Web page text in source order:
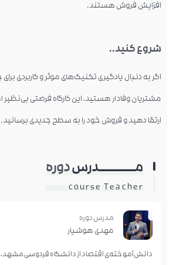
افزایش فروش هستند.
شروع کنید..
اگر به دنبال یادگیری تکنیک‌های موثر و کاربردی
مشتریان وفادار هستید، این کارگاه فرصتی بی‌نظیر
ارتقا دهید و فروش خود را به سطح جدیدی برسانید.
مــــــــــدرسدوره
course Teacher
مدرس دوره
مهدی هوشیار